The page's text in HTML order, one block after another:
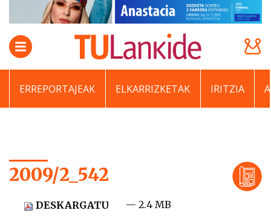
ERREPORTAJEAK ELKARRIZKETAK IRITZIA
2009/2_542
DESKARGATU — 2.4 MB